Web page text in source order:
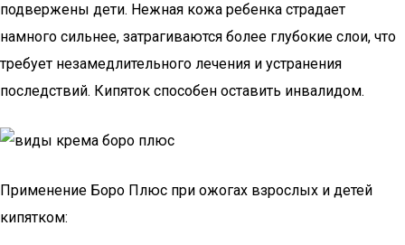
подвержены дети. Нежная кожа ребенка страдает
намного сильнее, затрагиваются более глубокие слои, что
требует незамедлительного лечения и устранения
последствий. Кипяток способен оставить инвалидом.
Применение Боро Плюс при ожогах взрослых и детей
кипятком: